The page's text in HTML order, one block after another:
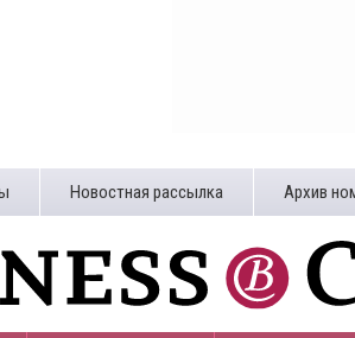
Новостная рассылка Архив